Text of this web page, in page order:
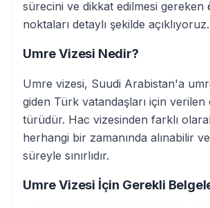
sürecini ve dikkat edilmesi gereken
noktaları detaylı şekilde açıklıyoruz.
Umre Vizesi Nedir?
Umre vizesi, Suudi Arabistan'a
giden Türk vatandaşları için
türüdür. Hac vizesinden farklı
herhangi bir zamanında alınabilir
süreyle sınırlıdır.
Umre Vizesi İçin Gerekli